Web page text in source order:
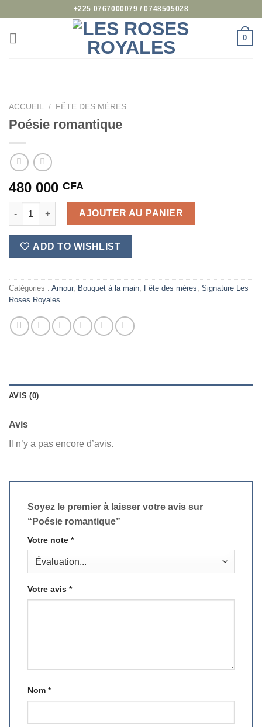
contenu
+225 0767000079 / 0748505028
0
ACCUEIL / FÊTE DES MÈRES
Poésie romantique
480 000 CFA
quantité de Poésie romantique
AJOUTER AU PANIER
ADD TO WISHLIST
Catégories : Amour, Bouquet à la main Fête des mères Signature Les
Roses Royales
AVIS (0)
Avis
Il n’y a pas encore d’avis.
Soyez le premier à laisser votre avis sur
“Poésie romantique”
Votre note *
Votre avis *
Nom *